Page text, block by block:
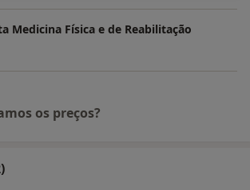
Medicina Física e de Reabilitação
os preços?